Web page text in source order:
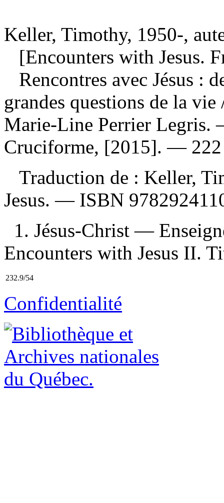
Keller, Timothy, 1950-,
[Encounters with Jesus.
Rencontres avec Jésus :
grandes questions de la vie
Marie-Line Perrier Legris.
Cruciforme, [2015]. — 222
Traduction de : Keller,
Jesus. — ISBN
1. Jésus-Christ —
Encounters with Jesus II.
232.9/54
Confidentialité